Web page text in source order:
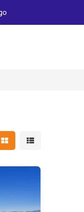
Mostrar resultados em
Mostrar